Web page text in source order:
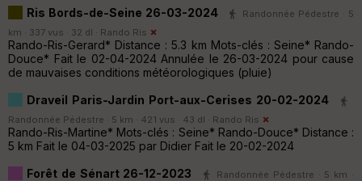
Ris Bords-de-Seine 26-03-2024
Randonnée Pédestre · 5
km · 337 vus · 32 dl · Rando Ris
Rando-Ris-Gerard* Distance : 5.3 km Mots-clés : Seine* Rando-
Douce* Fait le 02-04-2024 Annulée le 26-03-2024 pour cause
de mauvaises conditions météorologiques (pluie)
Draveil Paris-Jardin Port-aux-Cerises 20-02-2024
Randonnée Pédestre · 5 km · 421 vus · 43 dl · Rando Ris
Rando-Ris-Martine* Mots-clés : Seine* Rando-Douce* Distance :
5 km Fait le 04-03-2025 par Didier Fait le 20-02-2024
Forêt de Sénart 26-12-2023
Randonnée Pédestre · 5 km ·